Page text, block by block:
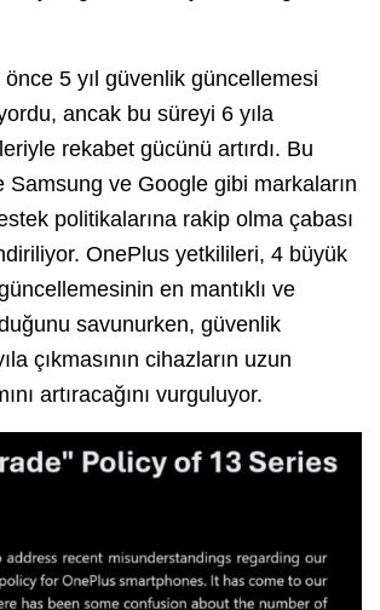
5 yıl güvenlik güncellemesi
ancak bu süreyi 6 yıla
rekabet gücünü artırdı. Bu
Samsung ve Google gibi markaların
politikalarına rakip olma çabası
OnePlus yetkilileri, 4 büyük
en mantıklı ve
savunurken, güvenlik
çıkmasının cihazların uzun
artıracağını vurguluyor.